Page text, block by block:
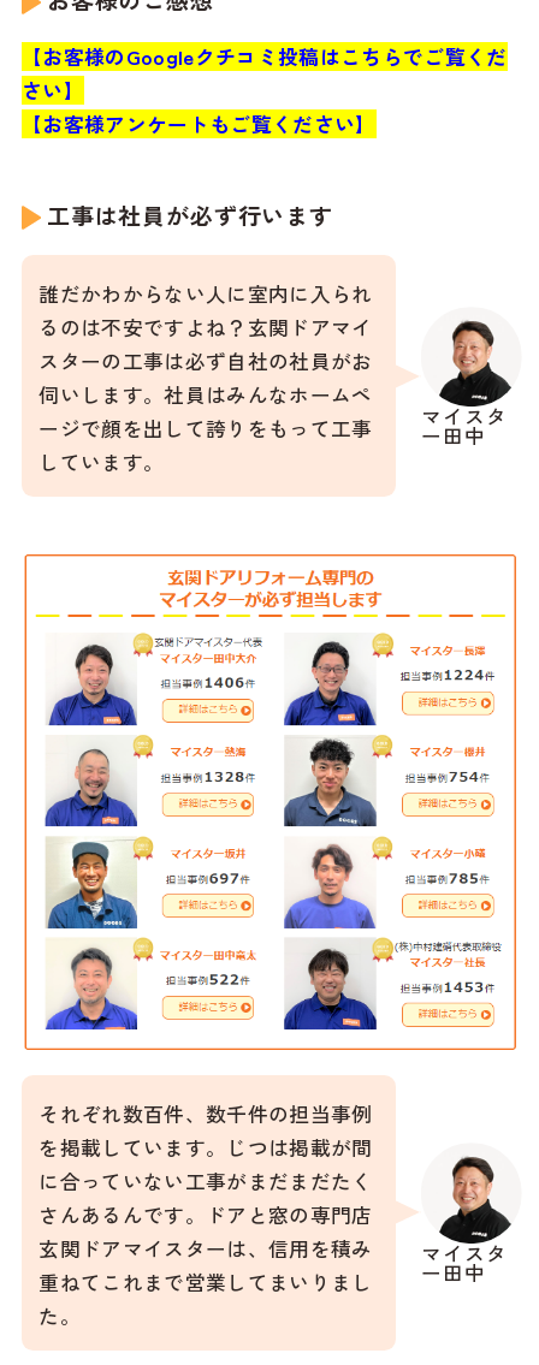
【お客様のGoogleクチコミ投稿はこちらでご覧くだ
さい】
【お客様アンケートもご覧ください】
工事は社員が必ず行います
マイスタ
ー田中
誰だかわからない人に室内に入られ
るのは不安ですよね？玄関ドアマイ
スターの工事は必ず自社の社員がお
伺いします。社員はみんなホームペ
ージで顔を出して誇りをもって工事
しています。
マイスタ
ー田中
それぞれ数百件、数千件の担当事例
を掲載しています。じつは掲載が間
に合っていない工事がまだまだたく
さんあるんです。ドアと窓の専門店
玄関ドアマイスターは、信用を積み
重ねてこれまで営業してまいりまし
た。